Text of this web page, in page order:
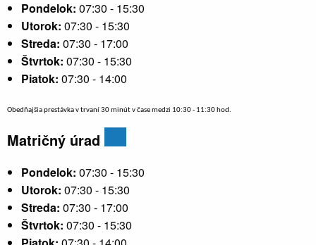
Pondelok: 07:30 - 15:30
Utorok: 07:30 - 15:30
Streda: 07:30 - 17:00
Štvrtok: 07:30 - 15:30
Piatok: 07:30 - 14:00
Obedňajšia prestávka v trvaní 30 minút v čase medzi 10:30 - 11:30 hod.
Matričný úrad
Pondelok: 07:30 - 15:30
Utorok: 07:30 - 15:30
Streda: 07:30 - 17:00
Štvrtok: 07:30 - 15:30